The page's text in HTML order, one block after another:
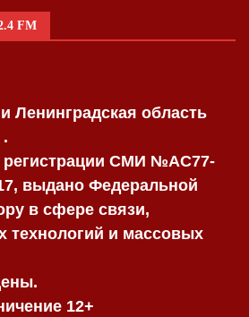
FM
Ленинградская область
.
регистрации СМИ №AC77-
выдано Федеральной
в сфере связи,
и массовых
12+